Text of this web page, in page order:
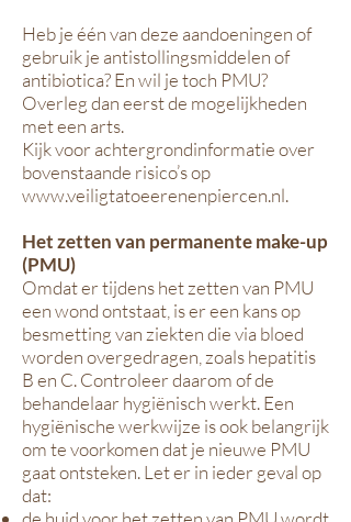
Heb je één van deze aandoeningen of
gebruik je antistollingsmiddelen of
antibiotica? En wil je toch PMU?
Overleg dan eerst de mogelijkheden
met een arts.
Kijk voor achtergrondinformatie over
bovenstaande risico’s op
www.veiligtatoeerenenpiercen.nl.
Het zetten van permanente make-up
(PMU)
Omdat er tijdens het zetten van PMU
een wond ontstaat, is er een kans op
besmetting van ziekten die via bloed
worden overgedragen, zoals hepatitis
B en C. Controleer daarom of de
behandelaar hygiënisch werkt. Een
hygiënische werkwijze is ook belangrijk
om te voorkomen dat je nieuwe PMU
gaat ontsteken. Let er in ieder geval op
dat: